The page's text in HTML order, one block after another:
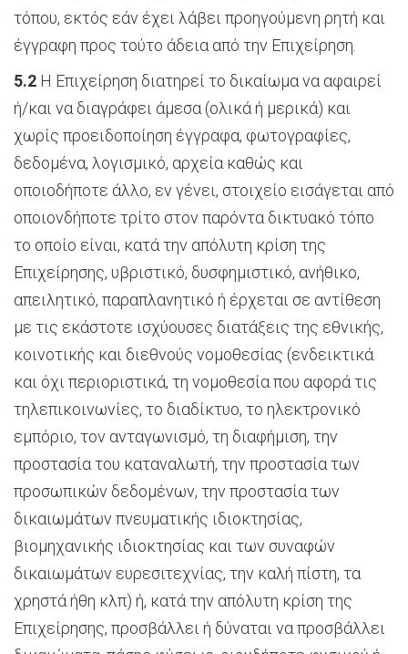
τόπου, εκτός εάν έχει λάβει προηγούμενη ρητή και
έγγραφη προς τούτο άδεια από την Επιχείρηση.
5.2 Η Επιχείρηση διατηρεί το δικαίωμα να αφαιρεί
ή/και να διαγράφει άμεσα (ολικά ή μερικά) και
χωρίς προειδοποίηση έγγραφα, φωτογραφίες,
δεδομένα, λογισμικό, αρχεία καθώς και
οποιοδήποτε άλλο, εν γένει, στοιχείο εισάγεται από
οποιονδήποτε τρίτο στον παρόντα δικτυακό τόπο
το οποίο είναι, κατά την απόλυτη κρίση της
Επιχείρησης, υβριστικό, δυσφημιστικό, ανήθικο,
απειλητικό, παραπλανητικό ή έρχεται σε αντίθεση
με τις εκάστοτε ισχύουσες διατάξεις της εθνικής,
κοινοτικής και διεθνούς νομοθεσίας (ενδεικτικά
και όχι περιοριστικά, τη νομοθεσία που αφορά τις
τηλεπικοινωνίες, το διαδίκτυο, το ηλεκτρονικό
εμπόριο, τον ανταγωνισμό, τη διαφήμιση, την
προστασία του καταναλωτή, την προστασία των
προσωπικών δεδομένων, την προστασία των
δικαιωμάτων πνευματικής ιδιοκτησίας,
βιομηχανικής ιδιοκτησίας και των συναφών
δικαιωμάτων ευρεσιτεχνίας, την καλή πίστη, τα
χρηστά ήθη κλπ) ή, κατά την απόλυτη κρίση της
Επιχείρησης, προσβάλλει ή δύναται να προσβάλλει